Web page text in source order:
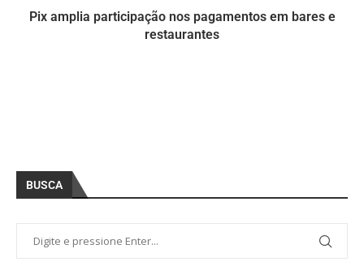
Pix amplia participação nos pagamentos em bares e
restaurantes
BUSCA